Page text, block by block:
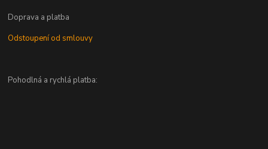
Doprava a platba
Odstoupení od smlouvy
Pohodlná a rychlá platba: